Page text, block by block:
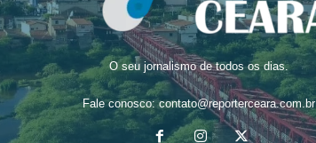
O seu jornalismo de todos os dias.
Fale conosco:contato@reporterceara.com.br